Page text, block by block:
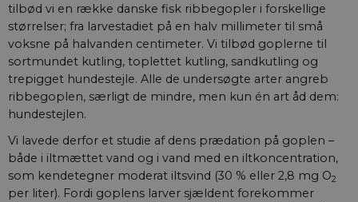
tilbød vi en række danske fisk ribbegopler i forskellige
størrelser; fra larvestadiet på en halv millimeter til små
voksne på halvanden centimeter. Vi tilbød goplerne til
sortmundet kutling, toplettet kutling, sandkutling og
trepigget hundestejle. Alle de undersøgte arter angreb
ribbe­goplen, særligt de mindre, men kun én art åd dem:
hundestejlen.
Vi lavede derfor et studie af dens prædation på goplen –
både i iltmættet vand og i vand med en iltkoncentration,
som kendetegner moderat iltsvind (30 % eller 2,8 mg O2
per liter). Fordi goplens larver sjældent forekommer